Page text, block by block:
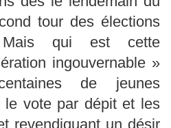
tour des élections
Mais qui est cette
ingouvernable »
de jeunes
le vote par dépit et les
revendiquant un désir